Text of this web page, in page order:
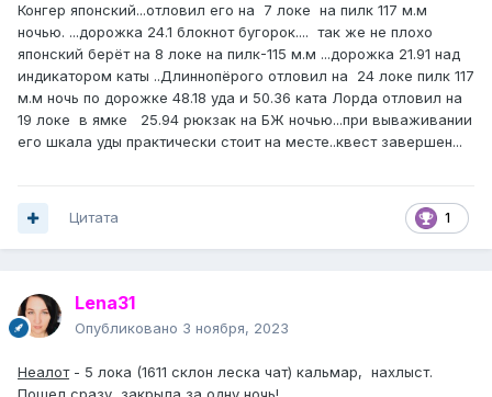
Конгер японский...отловил его на 7 локе на пилк 117 м.м
ночью. ...дорожка 24.1 блокнот бугорок.... так же не плохо
японский берёт на 8 локе на пилк-115 м.м ...дорожка 21.91 над
индикатором каты ..Длиннопёрого отловил на 24 локе пилк 117
м.м ночь по дорожке 48.18 уда и 50.36 ката Лорда отловил на
19 локе в ямке 25.94 рюкзак на БЖ ночью...при вываживании
его шкала уды практически стоит на месте..квест завершен...
1
Цитата
Lena31
Опубликовано 3 ноября, 2023
Неалот- 5 лока (1611 склон леска чат) кальмар, нахлыст.